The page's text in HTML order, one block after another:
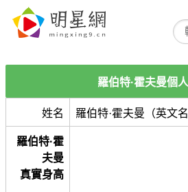
羅伯特·霍夫曼個
姓名 羅伯特·霍夫曼（英文
羅伯特·霍
夫曼
真實身高